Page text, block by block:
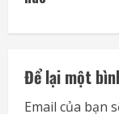
n
u
e
Để lại một
Email của bạn